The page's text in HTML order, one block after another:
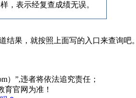
，表示经复查成绩无误。
果，就按照上面写的入口来查询吧。
）”,违者将依法追究责任；
官网为准！